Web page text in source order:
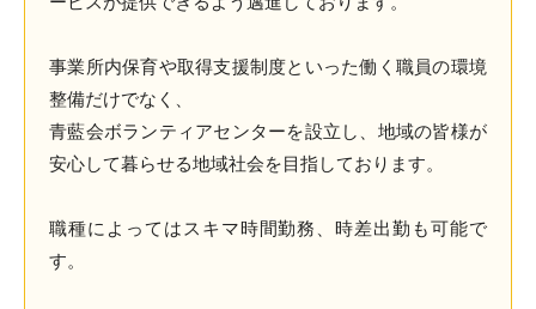
事業所内保育や取得支援制度といった働く職員の環境
整備だけでなく、
青藍会ボランティアセンターを設立し、地域の皆様が
安心して暮らせる地域社会を目指しております。
職種によってはスキマ時間勤務、時差出勤も可能で
す。